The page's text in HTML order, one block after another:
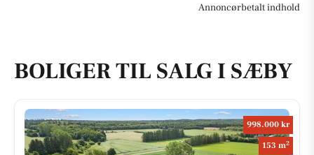
Annoncørbetalt indhold
BOLIGER TIL SALG I SÆBY
998.000 kr
153 m2